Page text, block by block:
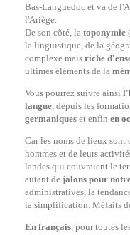
Bas-Languedoc et va de
l'Ariège.
De son côté, la toponymie
la linguistique, de la
complexe mais riche
ultimes éléments de la
Vous pourrez suivre ainsi
langue, depuis les
germaniques et enfin en
Car les noms de lieux sont
hommes et de leurs
landes qui couvraient le
autant de jalons pour
administratives, la
la simplification. Méfaits
En français, pour toutes